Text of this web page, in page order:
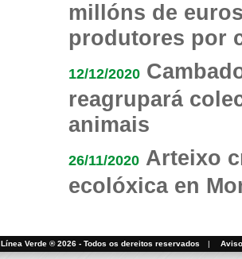
millóns de
produtores por
12/12/2020
reagrupará
animais
26/11/2020 Arteixo
ecolóxica en
Línea Verde ® 2026 - Todos os dereitos reservados |